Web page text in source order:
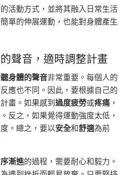
活動方式，並將其融入日常生活
單的伸展運動，也能對身體產生
聲音，適時調整計畫
身體的聲音非常重要。每個人的
應也不同。因此，要根據自己的
畫。如果感到過度疲勞或疼痛 ，
反之，如果覺得運動強度太低，
。總之，要以安全和舒適為前
漸進的過程，需要耐心和毅力。